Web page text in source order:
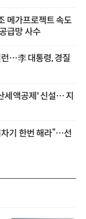
메가프로젝트 속도
급망 사수
런…李 대통령, 경질
세액공제' 신설… 지
기 한번 해라”…선